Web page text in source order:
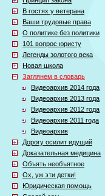
В гостях у ветерана
Ваши трудовые права
О политике без политики
101 вопрос юристу
Легенды золотого века
Новая школа
Заглянем в словарь
Видеоархив 2014 года
Видеоархив 2013 года
Видеоархив 2012 года
Видеоархив 2011 года
Видеоархив
Дорогу осилит идущий
Доказательная медицина
Объять необъятное
Ох, уж эти детки!
Юридическая помощь